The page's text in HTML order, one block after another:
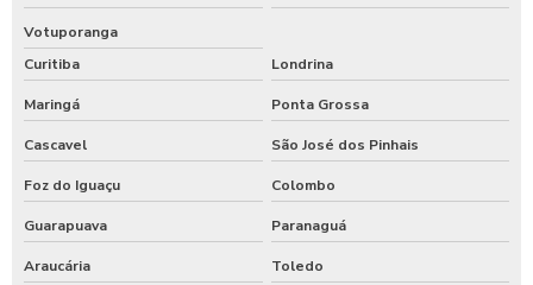
Votuporanga
Curitiba
Londrina
Maringá Ponta Grossa
Cascavel São José dos Pinhais
Foz do Iguaçu Colombo
Guarapuava Paranaguá
Araucária Toledo